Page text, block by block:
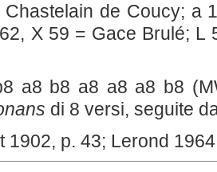
de Coucy; a
X 59 = Gace Brulé; L
a8 b8 a8 a8 a8 b8
di 8 versi, seguite
1902, p. 43; Lerond